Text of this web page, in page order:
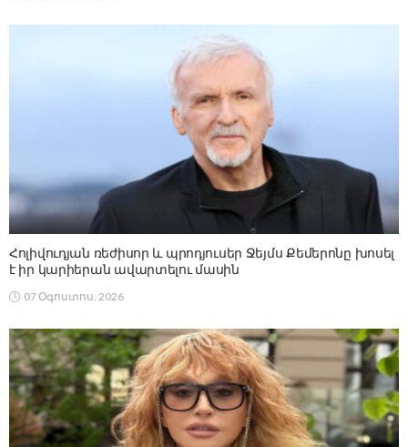
Հոլիվուդյան ռեժիսոր և պրոդյուսեր Ջեյմս Քեմերոնը խոսել
է իր կարիերան ավարտելու մասին
07 Օգոստոս, 2026